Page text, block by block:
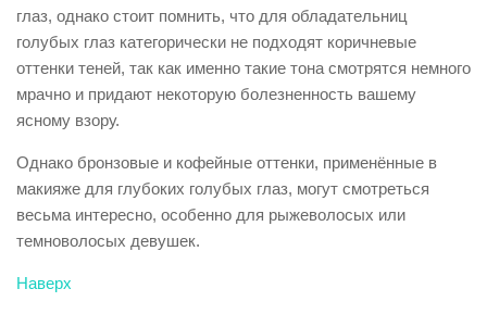
глаз, однако стоит помнить, что для обладательниц
голубых глаз категорически не подходят коричневые
оттенки теней, так как именно такие тона смотрятся немного
мрачно и придают некоторую болезненность вашему
ясному взору.
Однако бронзовые и кофейные оттенки, применённые в
макияже для глубоких голубых глаз, могут смотреться
весьма интересно, особенно для рыжеволосых или
темноволосых девушек.
Наверх